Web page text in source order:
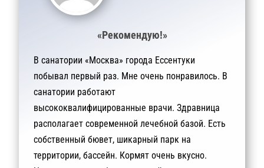
«Рекомендую!»
В санатории «Москва» города Ессентуки
побывал первый раз. Мне очень понравилось. В
санатории работают
высококвалифицированные врачи. Здравница
располагает современной лечебной базой. Есть
собственный бювет, шикарный парк на
территории, бассейн. Кормят очень вкусно.